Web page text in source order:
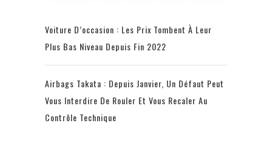
Voiture D’occasion : Les Prix Tombent À Leur
Plus Bas Niveau Depuis Fin 2022
Airbags Takata : Depuis Janvier, Un Défaut Peut
Vous Interdire De Rouler Et Vous Recaler Au
Contrôle Technique